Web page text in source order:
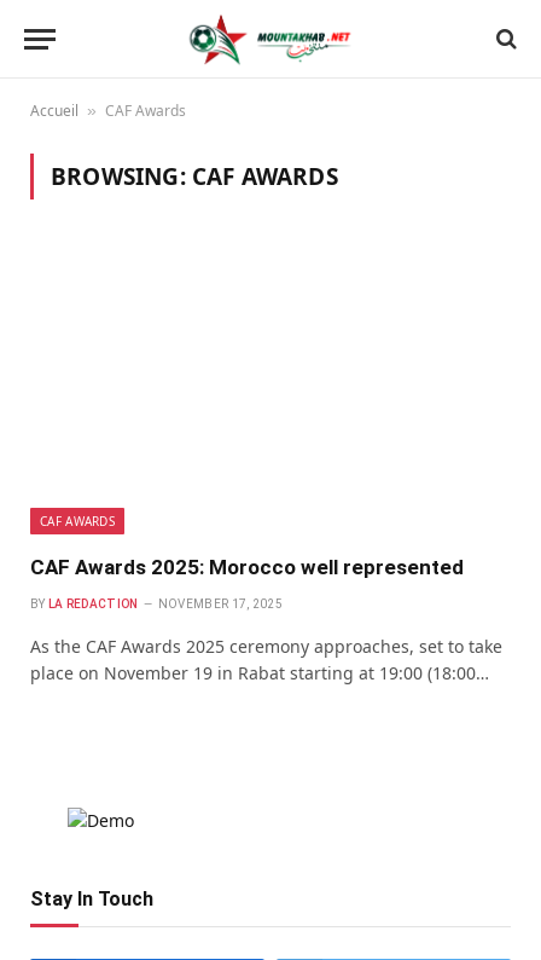
Accueil » CAF Awards
BROWSING: CAF AWARDS
CAF AWARDS
CAF Awards 2025: Morocco well represented
BY LA REDACTION NOVEMBER 17, 2025
As the CAF Awards 2025 ceremony approaches, set to take
place on November 19 in Rabat starting at 19:00 (18:00…
Stay In Touch